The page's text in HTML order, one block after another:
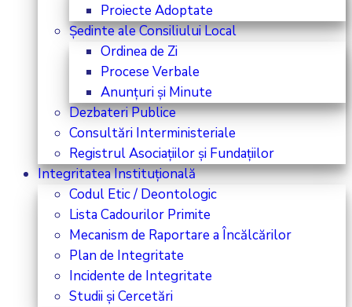
Proiecte Adoptate
Ședinte ale Consiliului Local
Ordinea de Zi
Procese Verbale
Anunțuri și Minute
Dezbateri Publice
Consultări Interministeriale
Registrul Asociațiilor și Fundațiilor
Integritatea Instituțională
Codul Etic / Deontologic
Lista Cadourilor Primite
Mecanism de Raportare a Încălcărilor
Plan de Integritate
Incidente de Integritate
Studii și Cercetări